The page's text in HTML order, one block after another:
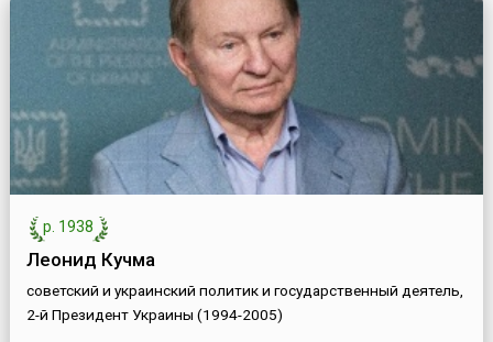
р. 1938
Леонид Кучма
советский и украинский политик и государственный деятель,
2-й Президент Украины (1994-2005)